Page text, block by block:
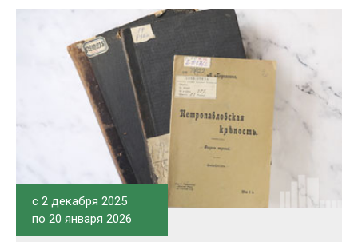
c 2 декабря 2025
по 20 января 2026